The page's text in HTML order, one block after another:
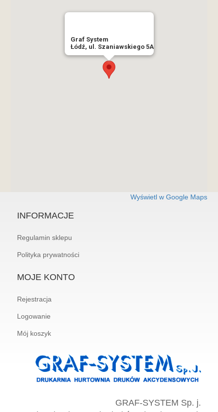
Graf System
Łódź, ul. Szaniawskiego 5A
Wyświetl w Google Maps
INFORMACJE
Regulamin sklepu
Polityka prywatności
MOJE KONTO
Rejestracja
Logowanie
Mój koszyk
GRAF-SYSTEM Sp. j.